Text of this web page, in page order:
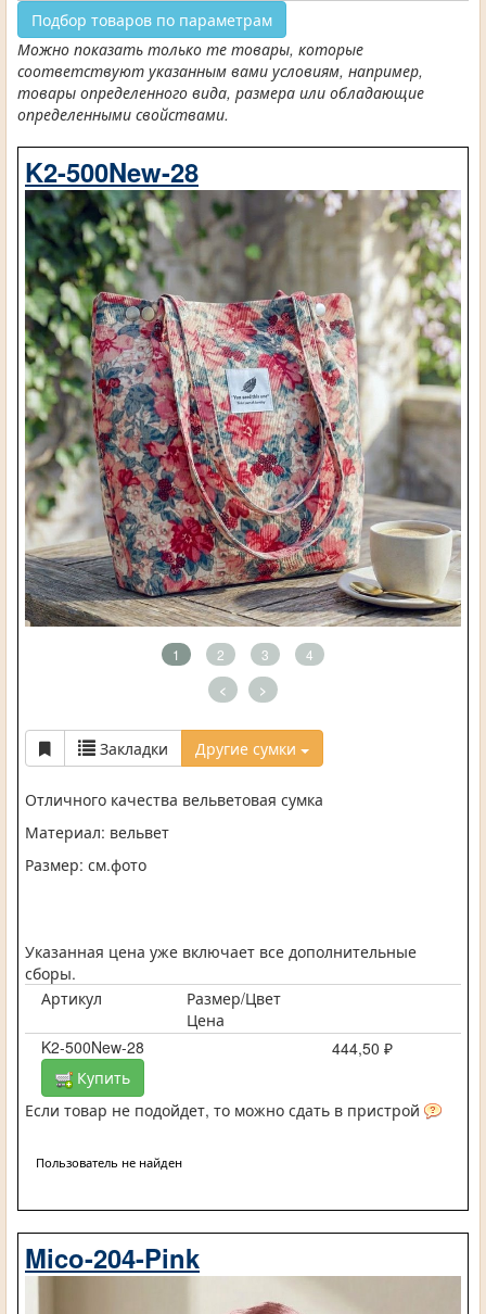
Подбор товаров по параметрам
Можно показать только те товары, которые
соответствуют указанным вами условиям, например,
товары определенного вида, размера или обладающие
определенными свойствами.
K2-500New-28
1 2 3 4
< >
Закладки Другие сумки
Отличного качества вельветовая сумка
Материал: вельвет
Размер: см.фото
Указанная цена уже включает все дополнительные
сборы.
Артикул
Размер/Цвет
Цена
K2-500New-28
444,50 ₽
Купить
Если товар не подойдет, то можно сдать в пристрой
Пользователь не найден
Mico-204-Pink